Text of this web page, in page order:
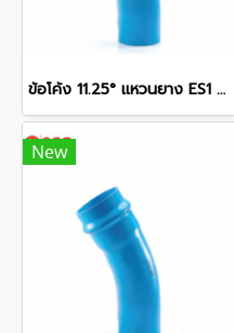
ข้อโค้ง 11.25° แหวนยาง ES1 SCG ขนาด 400 มม. (16 นิ้ว ) ชั้น 13.5
New